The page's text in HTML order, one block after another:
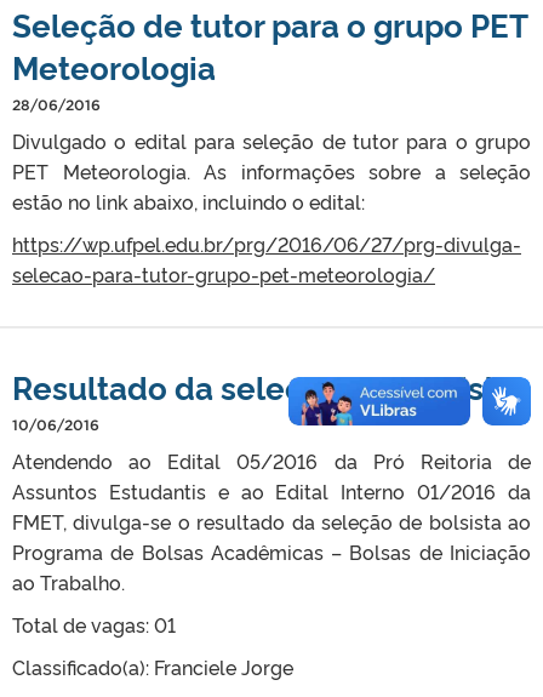
Seleção de tutor para o grupo PET
Meteorologia
28/06/2016
Divulgado o edital para seleção de tutor para o grupo
PET Meteorologia. As informações sobre a seleção
estão no link abaixo, incluindo o edital:
https://wp.ufpel.edu.br/prg/2016/06/27/prg-divulga-
selecao-para-tutor-grupo-pet-meteorologia/
Resultado da seleção de bolsista
10/06/2016
Atendendo ao Edital 05/2016 da Pró Reitoria de
Assuntos Estudantis e ao Edital Interno 01/2016 da
FMET, divulga-se o resultado da seleção de bolsista ao
Programa de Bolsas Acadêmicas – Bolsas de Iniciação
ao Trabalho.
Total de vagas: 01
Classificado(a): Franciele Jorge